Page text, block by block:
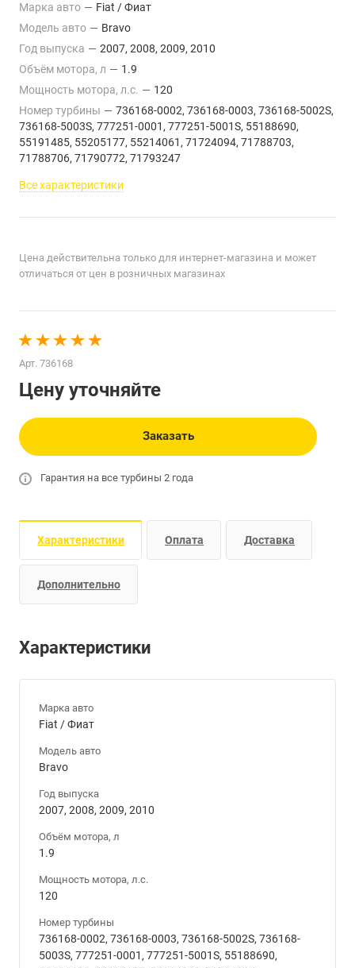
Марка авто — Fiat / Фиат
Модель авто — Bravo
Год выпуска — 2007, 2008, 2009, 2010
Объём мотора, л — 1.9
Мощность мотора, л.с. — 120
Номер турбины — 736168-0002, 736168-0003, 736168-5002S,
736168-5003S, 777251-0001, 777251-5001S, 55188690,
55191485, 55205177, 55214061, 71724094, 71788703,
71788706, 71790772, 71793247
Все характеристики
Цена действительна только для интернет-магазина и может
отличаться от цен в розничных магазинах
Арт. 736168
Цену уточняйте
Заказать
Гарантия на все турбины 2 года
Характеристики Оплата Доставка
Дополнительно
Характеристики
Марка авто
Fiat / Фиат
Модель авто
Bravo
Год выпуска
2007, 2008, 2009, 2010
Объём мотора, л
1.9
Мощность мотора, л.с.
120
Номер турбины
736168-0002, 736168-0003, 736168-5002S, 736168-
5003S, 777251-0001, 777251-5001S, 55188690,